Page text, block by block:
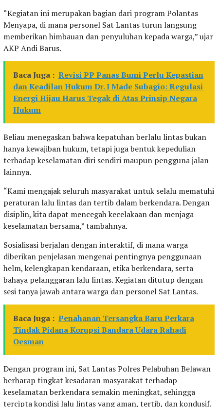
“Kegiatan ini merupakan bagian dari program Polantas
Menyapa, di mana personel Sat Lantas turun langsung
memberikan himbauan dan penyuluhan kepada warga,” ujar
AKP Andi Barus.
Baca Juga : Revisi PP Panas Bumi Perlu Kepastian
dan Keadilan Hukum Dr. I Made Subagio: Regulasi
Energi Hijau Harus Tegak di Atas Prinsip Negara
Hukum
Beliau menegaskan bahwa kepatuhan berlalu lintas bukan
hanya kewajiban hukum, tetapi juga bentuk kepedulian
terhadap keselamatan diri sendiri maupun pengguna jalan
lainnya.
“Kami mengajak seluruh masyarakat untuk selalu mematuhi
peraturan lalu lintas dan tertib dalam berkendara. Dengan
disiplin, kita dapat mencegah kecelakaan dan menjaga
keselamatan bersama,” tambahnya.
Sosialisasi berjalan dengan interaktif, di mana warga
diberikan penjelasan mengenai pentingnya penggunaan
helm, kelengkapan kendaraan, etika berkendara, serta
bahaya pelanggaran lalu lintas. Kegiatan ditutup dengan
sesi tanya jawab antara warga dan personel Sat Lantas.
Baca Juga : Penahanan Tersangka Baru Perkara
Tindak Pidana Korupsi Bandara Udara Rahadi
Oesman
Dengan program ini, Sat Lantas Polres Pelabuhan Belawan
berharap tingkat kesadaran masyarakat terhadap
keselamatan berkendara semakin meningkat, sehingga
tercipta kondisi lalu lintas yang aman, tertib, dan kondusif.